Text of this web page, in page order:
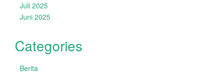
Juli 2025
Juni 2025
Categories
Berita